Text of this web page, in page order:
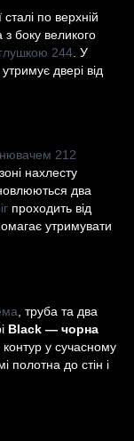
по верхній
з боку великого
244 . У
двері від
212
нахлесту
два
проходить від
утримувати
, труба та два
Black — чорна
у сучасному
полотна до стін і